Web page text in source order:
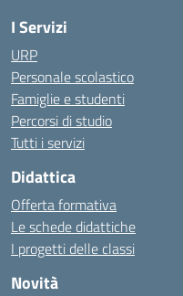
I Servizi
URP
Personale scolastico
Famiglie e studenti
Percorsi di studio
Tutti i servizi
Didattica
Offerta formativa
Le schede didattiche
I progetti delle classi
Novità